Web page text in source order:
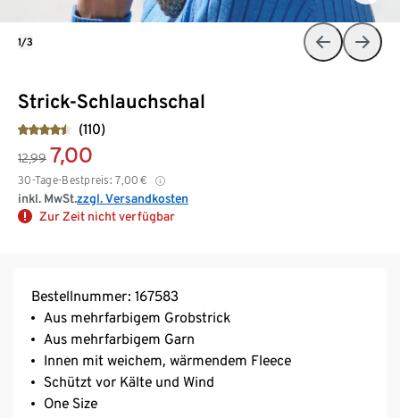
Strick-Schlauchschal
(110)
12,99 7,00
30-Tage-Bestpreis: 7,00 €
inkl. MwSt.zzgl. Versandkosten
Zur Zeit nicht verfügbar
1/3
Bestellnummer: 167583
Aus mehrfarbigem Grobstrick
Aus mehrfarbigem Garn
Innen mit weichem, wärmendem Fleece
Schützt vor Kälte und Wind
One Size